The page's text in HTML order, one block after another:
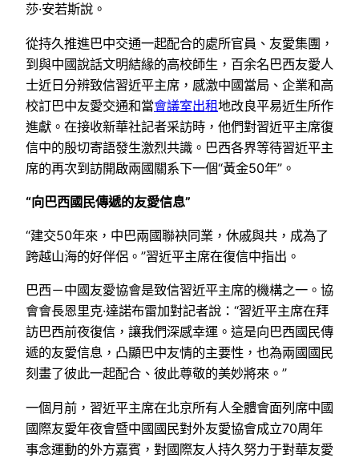
莎·安若斯說。
從持久推進巴中交通一起配合的處所官員、友愛集團，
到與中國說話文明結緣的高校師生，百余名巴西友愛人
士近日分辨致信習近平主席，感激中國當局、企業和高
校訂巴中友愛交通和當會議室出租地改良平易近生所作
進獻。在接收新華社記者采訪時，他們對習近平主席復
信中的殷切寄語發生激烈共識。巴西各界等待習近平主
席的再次到訪開啟兩國關系下一個“黃金50年”。
“向巴西國民傳遞的友愛信息”
“建交50年來，中巴兩國聯袂同業，休戚與共，成為了
跨越山海的好伴侶。”習近平主席在復信中指出。
巴西－中國友愛協會是致信習近平主席的機構之一。協
會會長恩里克·達諾布雷加對記者說：“習近平主席在拜
訪巴西前夜復信，讓我們深感幸運。這是向巴西國民傳
遞的友愛信息，凸顯巴中友情的主要性，也為兩國國民
刻畫了彼此一起配合、彼此尊敬的美妙將來。”
一個月前，習近平主席在北京所有人全體會面列席中國
國際友愛年夜會暨中國國民對外友愛協會成立70周年
事念運動的外方嘉賓，對國際友人持久努力于對華友愛